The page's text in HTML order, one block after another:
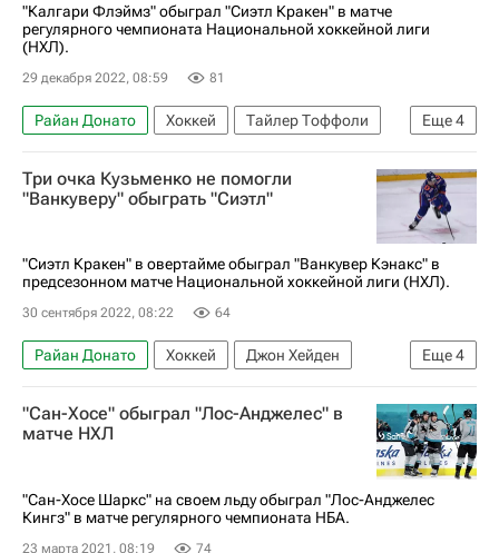
"Калгари Флэймз" обыграл "Сиэтл Кракен" в матче
регулярного чемпионата Национальной хоккейной лиги
(НХЛ).
29 декабря 2022, 08:59 81
Еще4
Райан Донато Хоккей
Тайлер Тоффоли
Назем Кадри
Анахайм Дакс
Сиэтл Кракен
Национальная хоккейная лига (НХЛ)
Три очка Кузьменко не помогли
"Ванкуверу" обыграть "Сиэтл"
"Сиэтл Кракен" в овертайме обыграл "Ванкувер Кэнакс" в
предсезонном матче Национальной хоккейной лиги (НХЛ).
30 сентября 2022, 08:22 64
Еще4
Райан Донато Хоккей
Джон Хейден
Андрей Кузьменко
Даллас Старз
Ванкувер Кэнакс
Сиэтл Кракен
"Сан-Хосе" обыграл "Лос-Анджелес" в
матче НХЛ
"Сан-Хосе Шаркс" на своем льду обыграл "Лос-Анджелес
Кингз" в матче регулярного чемпионата НБА.
23 марта 2021, 08:19 74